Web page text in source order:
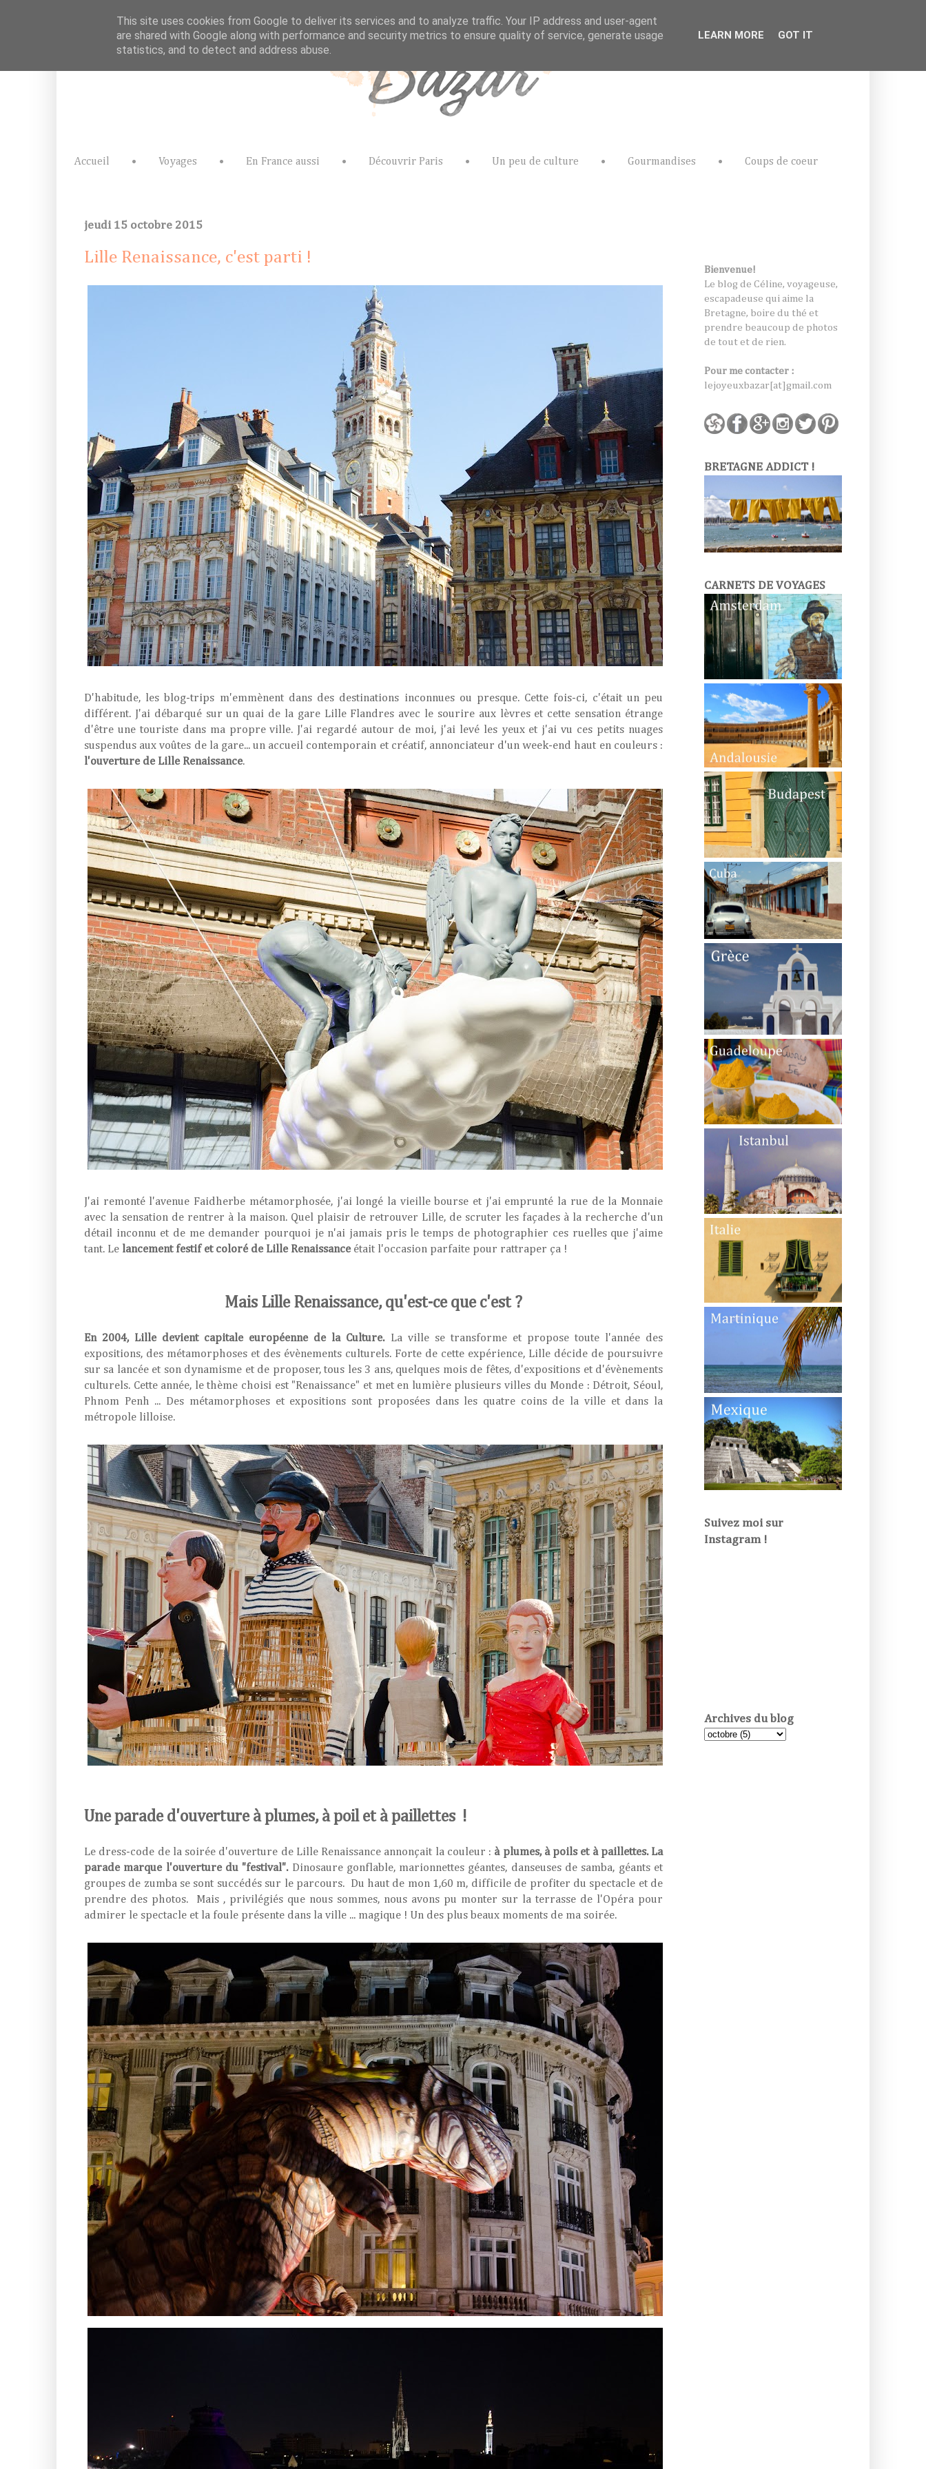
Accueil • Voyages • En France aussi • Découvrir Paris • Un peu de culture • Gourmandises • Coups de coeur
jeudi 15 octobre 2015
Lille Renaissance, c'est parti !
D'habitude, les blog-trips m'emmènent dans des destinations inconnues ou presque. Cette fois-ci, c'était un peu
différent. J'ai débarqué sur un quai de la gare Lille Flandres avec le sourire aux lèvres et cette sensation étrange
d'être une touriste dans ma propre ville. J'ai regardé autour de moi, j'ai levé les yeux et j'ai vu ces petits nuages
suspendus aux voûtes de la gare... un accueil contemporain et créatif, annonciateur d'un week-end haut en couleurs :
l'ouverture de Lille Renaissance.
J'ai remonté l'avenue Faidherbe métamorphosée, j'ai longé la vieille bourse et j'ai emprunté la rue de la Monnaie
avec la sensation de rentrer à la maison. Quel plaisir de retrouver Lille, de scruter les façades à la recherche d'un
détail inconnu et de me demander pourquoi je n'ai jamais pris le temps de photographier ces ruelles que j'aime
tant. Le lancement festif et coloré de Lille Renaissanceétait l'occasion parfaite pour rattraper ça !
Mais Lille Renaissance, qu'est-ce que c'est ?
En 2004, Lille devient capitale européenne de la Culture.La ville se transforme et propose toute l'année des
expositions, des métamorphoses et des évènements culturels. Forte de cette expérience, Lille décide de poursuivre
sur sa lancée et son dynamisme et de proposer, tous les 3 ans, quelques mois de fêtes, d'expositions et d'évènements
culturels. Cette année, le thème choisi est "Renaissance" et met en lumière plusieurs villes du Monde : Détroit, Séoul,
Phnom Penh ... Des métamorphoses et expositions sont proposées dans les quatre coins de la ville et dans la
métropole lilloise.
Une parade d'ouverture à plumes, à poil et à paillettes !
Le dress-code de la soirée d'ouverture de Lille Renaissance annonçait la couleur : à plumes, à poils et à paillettes. La
parade marque l'ouverture du "festival".Dinosaure gonflable, marionnettes géantes, danseuses de samba, géants et
groupes de zumba se sont succédés sur le parcours. Du haut de mon 1,60 m, difficile de profiter du spectacle et de
prendre des photos. Mais , privilégiés que nous sommes, nous avons pu monter sur la terrasse de l'Opéra pour
admirer le spectacle et la foule présente dans la ville ... magique ! Un des plus beaux moments de ma soirée.
Bienvenue!
Le blog de Céline, voyageuse,
escapadeuse qui aime la
Bretagne, boire du thé et
prendre beaucoup de photos
de tout et de rien.
Pour me contacter :
lejoyeuxbazar[at]gmail.com
BRETAGNE ADDICT !
CARNETS DE VOYAGES
Suivez moi sur
Instagram !
Archives du blog
This site uses cookies from Google to deliver its services and to analyze traffic. Your IP address and user-agent
are shared with Google along with performance and security metrics to ensure quality of service, generate usage
statistics, and to detect and address abuse.
LEARN MORE GOT IT